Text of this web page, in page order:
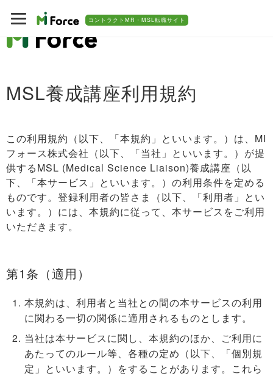
コントラクトMR・MSL転職サイト
MSL養成講座利用規約
この利用規約（以下、「本規約」といいます。）は、MI
フォース株式会社（以下、「当社」といいます。）が提
供するMSL (Medical Science Liaison)養成講座（以
下、「本サービス」といいます。）の利用条件を定める
ものです。登録利用者の皆さま（以下、「利用者」とい
います。）には、本規約に従って、本サービスをご利用
いただきます。
第1条（適用）
本規約は、利用者と当社との間の本サービスの利用
に関わる一切の関係に適用されるものとします。
当社は本サービスに関し、本規約のほか、ご利用に
あたってのルール等、各種の定め（以下、「個別規
定」といいます。）をすることがあります。これら